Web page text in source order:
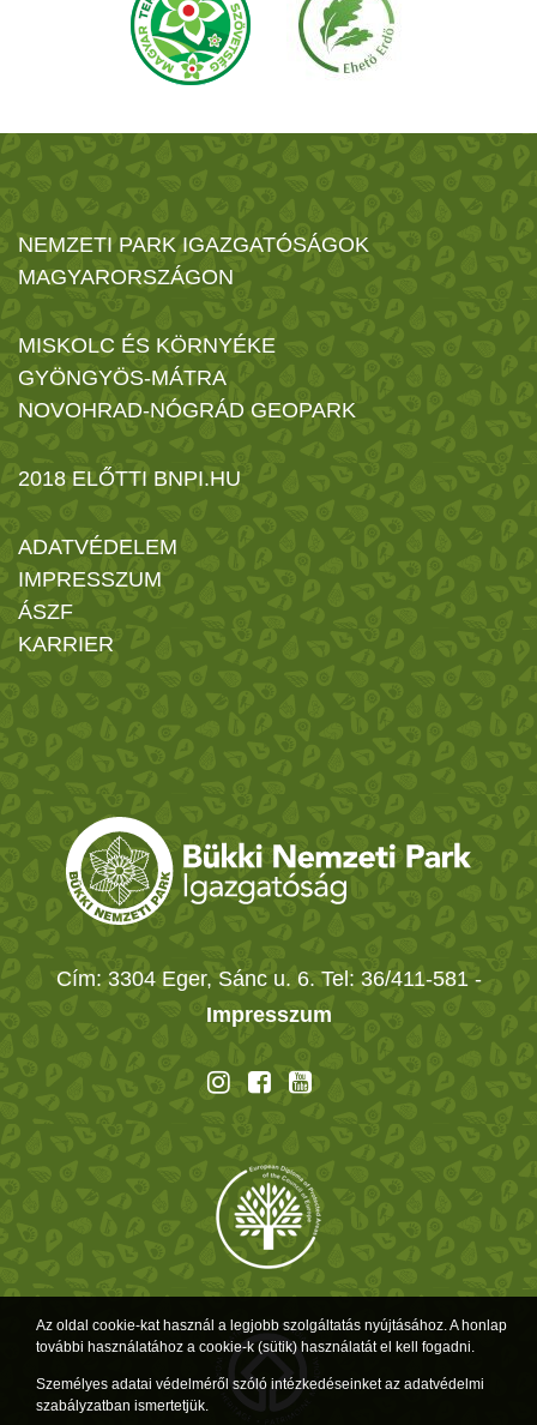
NEMZETI PARK IGAZGATÓSÁGOK
MAGYARORSZÁGON
MISKOLC ÉS KÖRNYÉKE
GYÖNGYÖS-MÁTRA
NOVOHRAD-NÓGRÁD GEOPARK
2018 ELŐTTI BNPI.HU
ADATVÉDELEM
IMPRESSZUM
ÁSZF
KARRIER
Cím: 3304 Eger, Sánc u. 6. Tel: 36/411-581 -
Impresszum
Az oldal cookie-kat használ a legjobb szolgáltatás nyújtásához. A honlap
további használatához a cookie-k (sütik) használatát el kell fogadni.
Személyes adatai védelméről szóló intézkedéseinket az adatvédelmi
szabályzatban ismertetjük.